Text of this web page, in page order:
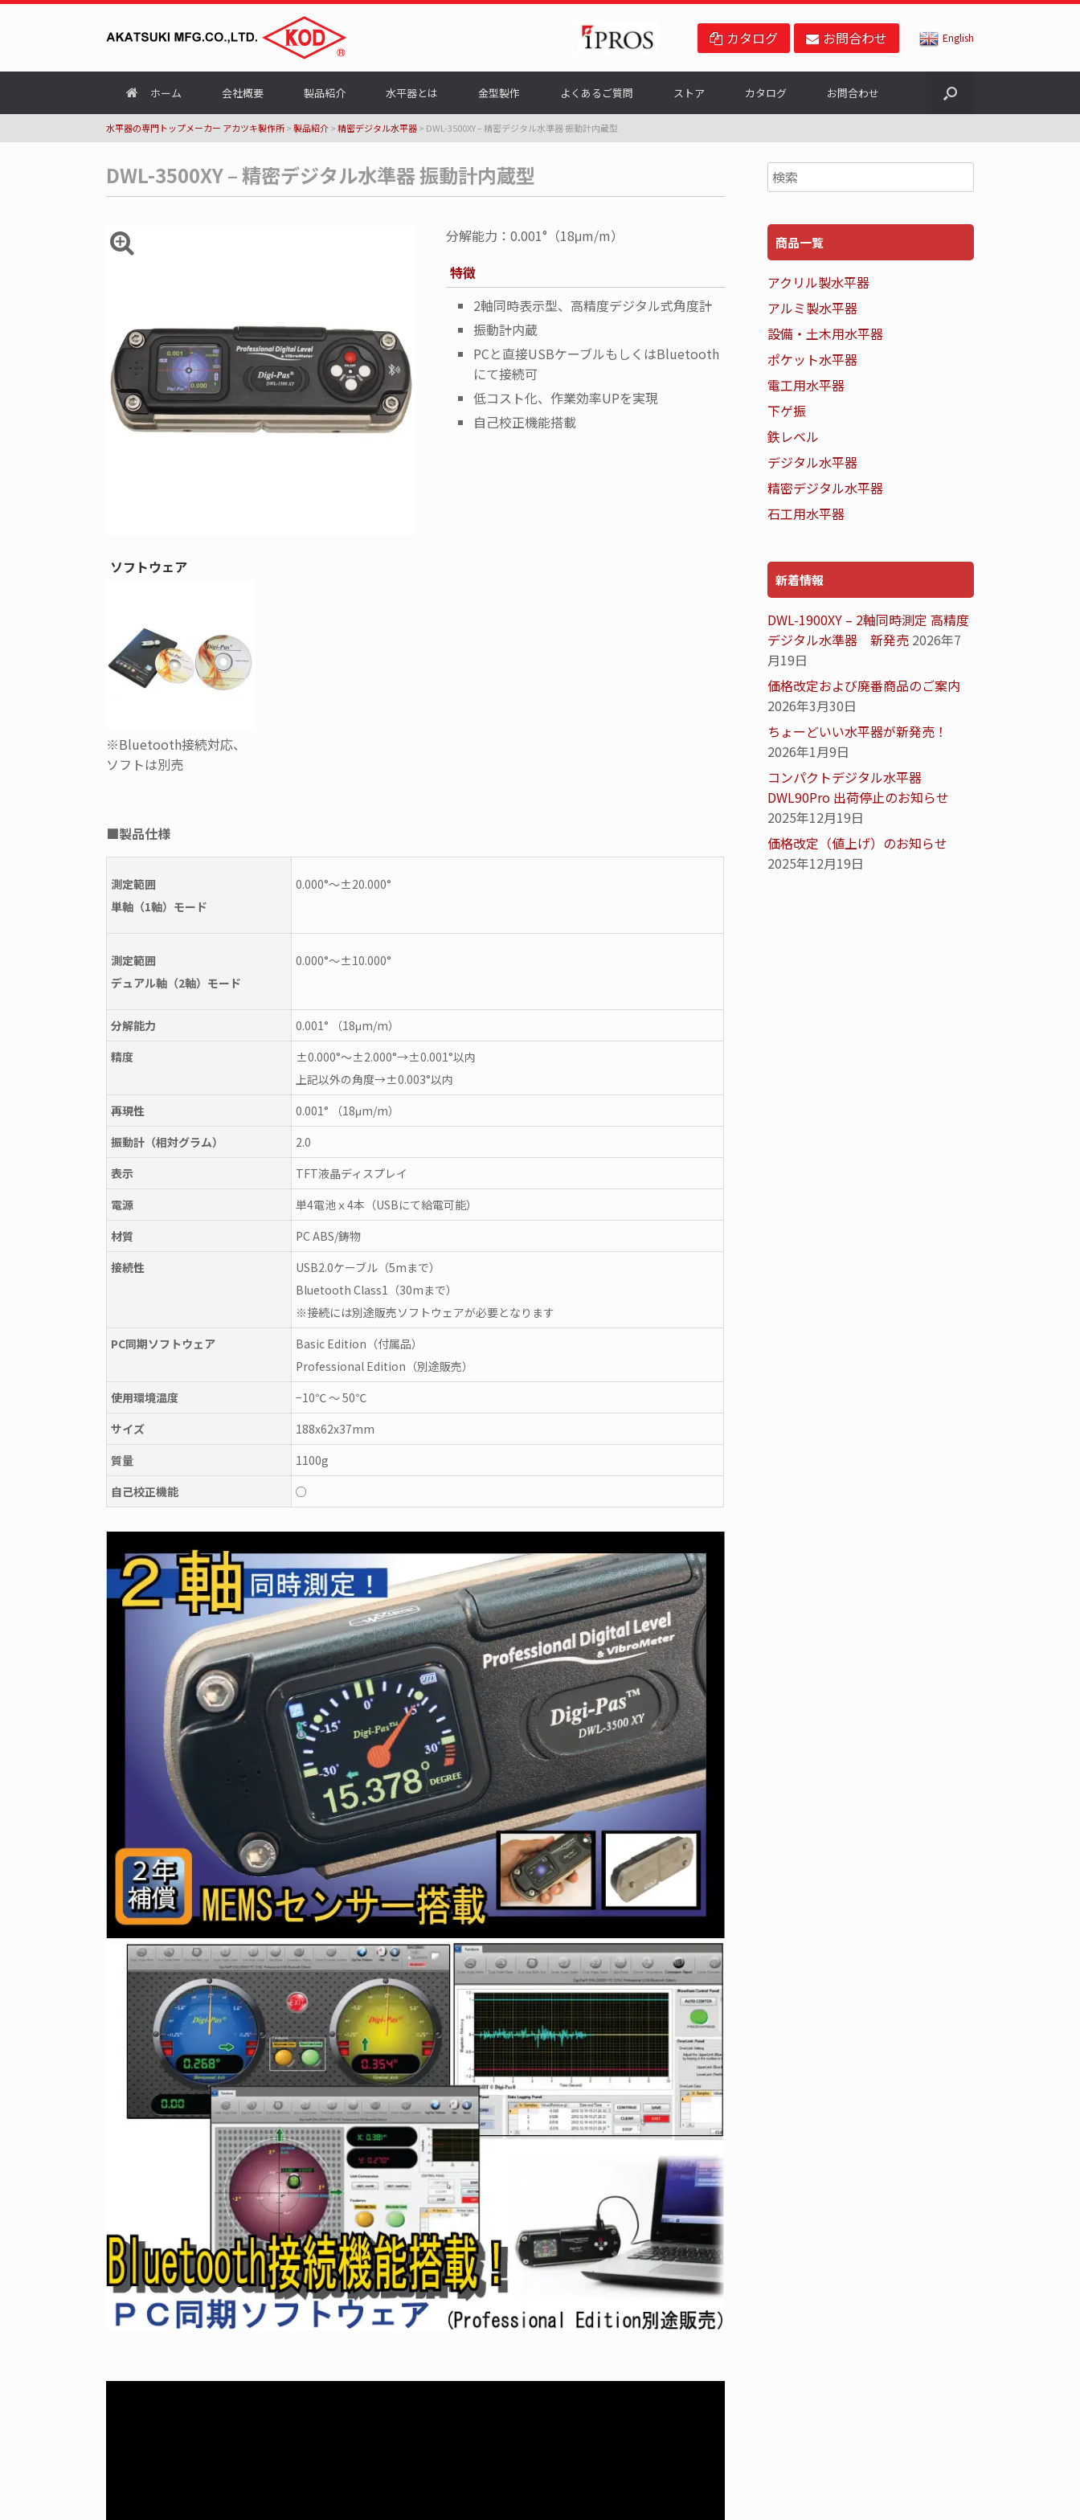
カタログ お問合わせ English
ホーム 会社概要 製品紹介 水平器とは 金型製作 よくあるご質問 ストア カタログ お問合わせ
水平器の専門トップメーカー アカツキ製作所>製品紹介>精密デジタル水平器> DWL-3500XY – 精密デジタル水準器 振動計内蔵型
DWL-3500XY – 精密デジタル水準器 振動計内蔵型
ソフトウェア
※Bluetooth接続対応、
ソフトは別売
分解能力：0.001°（18μm/m）
特徴
2軸同時表示型、高精度デジタル式角度計
振動計内蔵
PCと直接USBケーブルもしくはBluetooth
にて接続可
低コスト化、作業効率UPを実現
自己校正機能搭載
■製品仕様
測定範囲
単軸（1軸）モード
0.000°～±20.000°
測定範囲
デュアル軸（2軸）モード
0.000°～±10.000°
分解能力
0.001° （18μm/m）
精度
±0.000°～±2.000°→±0.001°以内
上記以外の角度→±0.003°以内
再現性
0.001° （18μm/m）
振動計（相対グラム）
2.0
表示
TFT液晶ディスプレイ
電源
単4電池ｘ4本（USBにて給電可能）
材質
PC ABS/鋳物
接続性
USB2.0ケーブル（5mまで）
Bluetooth Class1（30mまで）
※接続には別途販売ソフトウェアが必要となります
PC同期ソフトウェア
Basic Edition（付属品）
Professional Edition（別途販売）
使用環境温度
−10℃ ～ 50℃
サイズ
188x62x37mm
質量
1100g
自己校正機能
○
商品一覧
アクリル製水平器
アルミ製水平器
設備・土木用水平器
ポケット水平器
電工用水平器
下ゲ振
鉄レベル
デジタル水平器
精密デジタル水平器
石工用水平器
新着情報
DWL-1900XY – 2軸同時測定 高精度
デジタル水準器 新発売 2026年7
月19日
価格改定および廃番商品のご案内
2026年3月30日
ちょーどいい水平器が新発売！
2026年1月9日
コンパクトデジタル水平器
DWL90Pro 出荷停止のお知らせ
2025年12月19日
価格改定（値上げ）のお知らせ
2025年12月19日